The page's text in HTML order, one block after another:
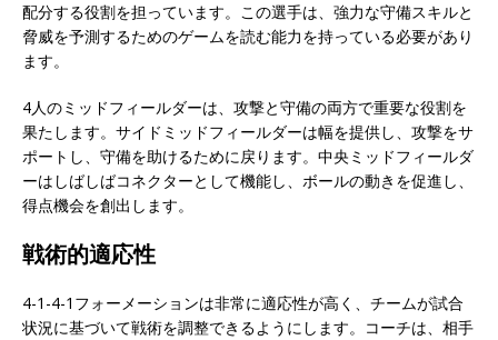
配分する役割を担っています。この選手は、強力な守備スキルと
脅威を予測するためのゲームを読む能力を持っている必要があり
ます。
4人のミッドフィールダーは、攻撃と守備の両方で重要な役割を
果たします。サイドミッドフィールダーは幅を提供し、攻撃をサ
ポートし、守備を助けるために戻ります。中央ミッドフィールダ
ーはしばしばコネクターとして機能し、ボールの動きを促進し、
得点機会を創出します。
戦術的適応性
4-1-4-1フォーメーションは非常に適応性が高く、チームが試合
状況に基づいて戦術を調整できるようにします。コーチは、相手